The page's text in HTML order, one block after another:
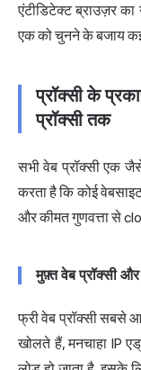
एंटीडिटेक्ट ब्राउज़र
एक को चुनने के बजाय
प्रॉक्सी के
प्रॉक्सी तक
सभी वेब प्रॉक्सी एक जैसे
करता है कि कोई
और कीमत गुणवत्ता से
मुफ़्त वेब प्रॉक्सी
फ्री वेब प्रॉक्सीसबसे
खोलते हैं, मनचाहा IP